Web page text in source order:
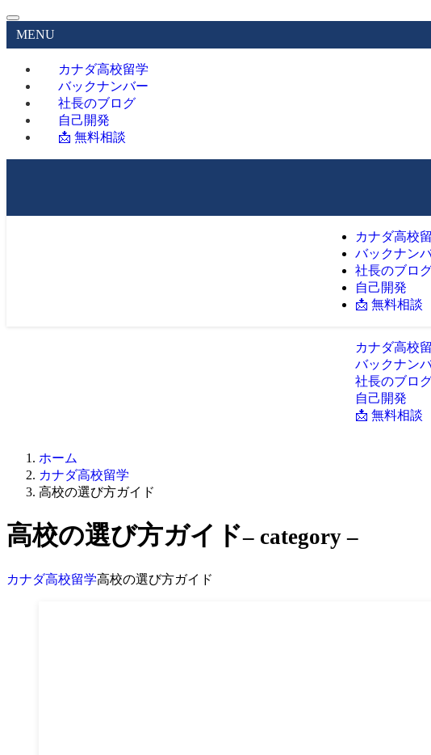
MENU
カナダ高校留学
バックナンバー
社長のブログ
自己開発
📩 無料相談
カナダ高校
バックナン
社長のブロ
自己開発
📩 無料相談
カナダ高校
バックナン
社長のブロ
自己開発
📩 無料相談
ホーム
カナダ高校留学
高校の選び方ガイド
高校の選び方ガイド– category –
カナダ高校留学高校の選び方ガイド